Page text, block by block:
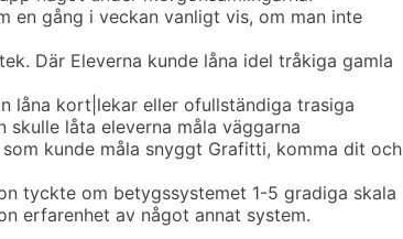
en gång i veckan vanligt vis, om man inte
Där Eleverna kunde låna idel tråkiga gamla
låna kort|lekar eller ofullständiga trasiga
låta eleverna måla väggarna
kunde måla snyggt Grafitti, komma dit och
tyckte om betygssystemet 1-5 gradiga skala
erfarenhet av något annat system.